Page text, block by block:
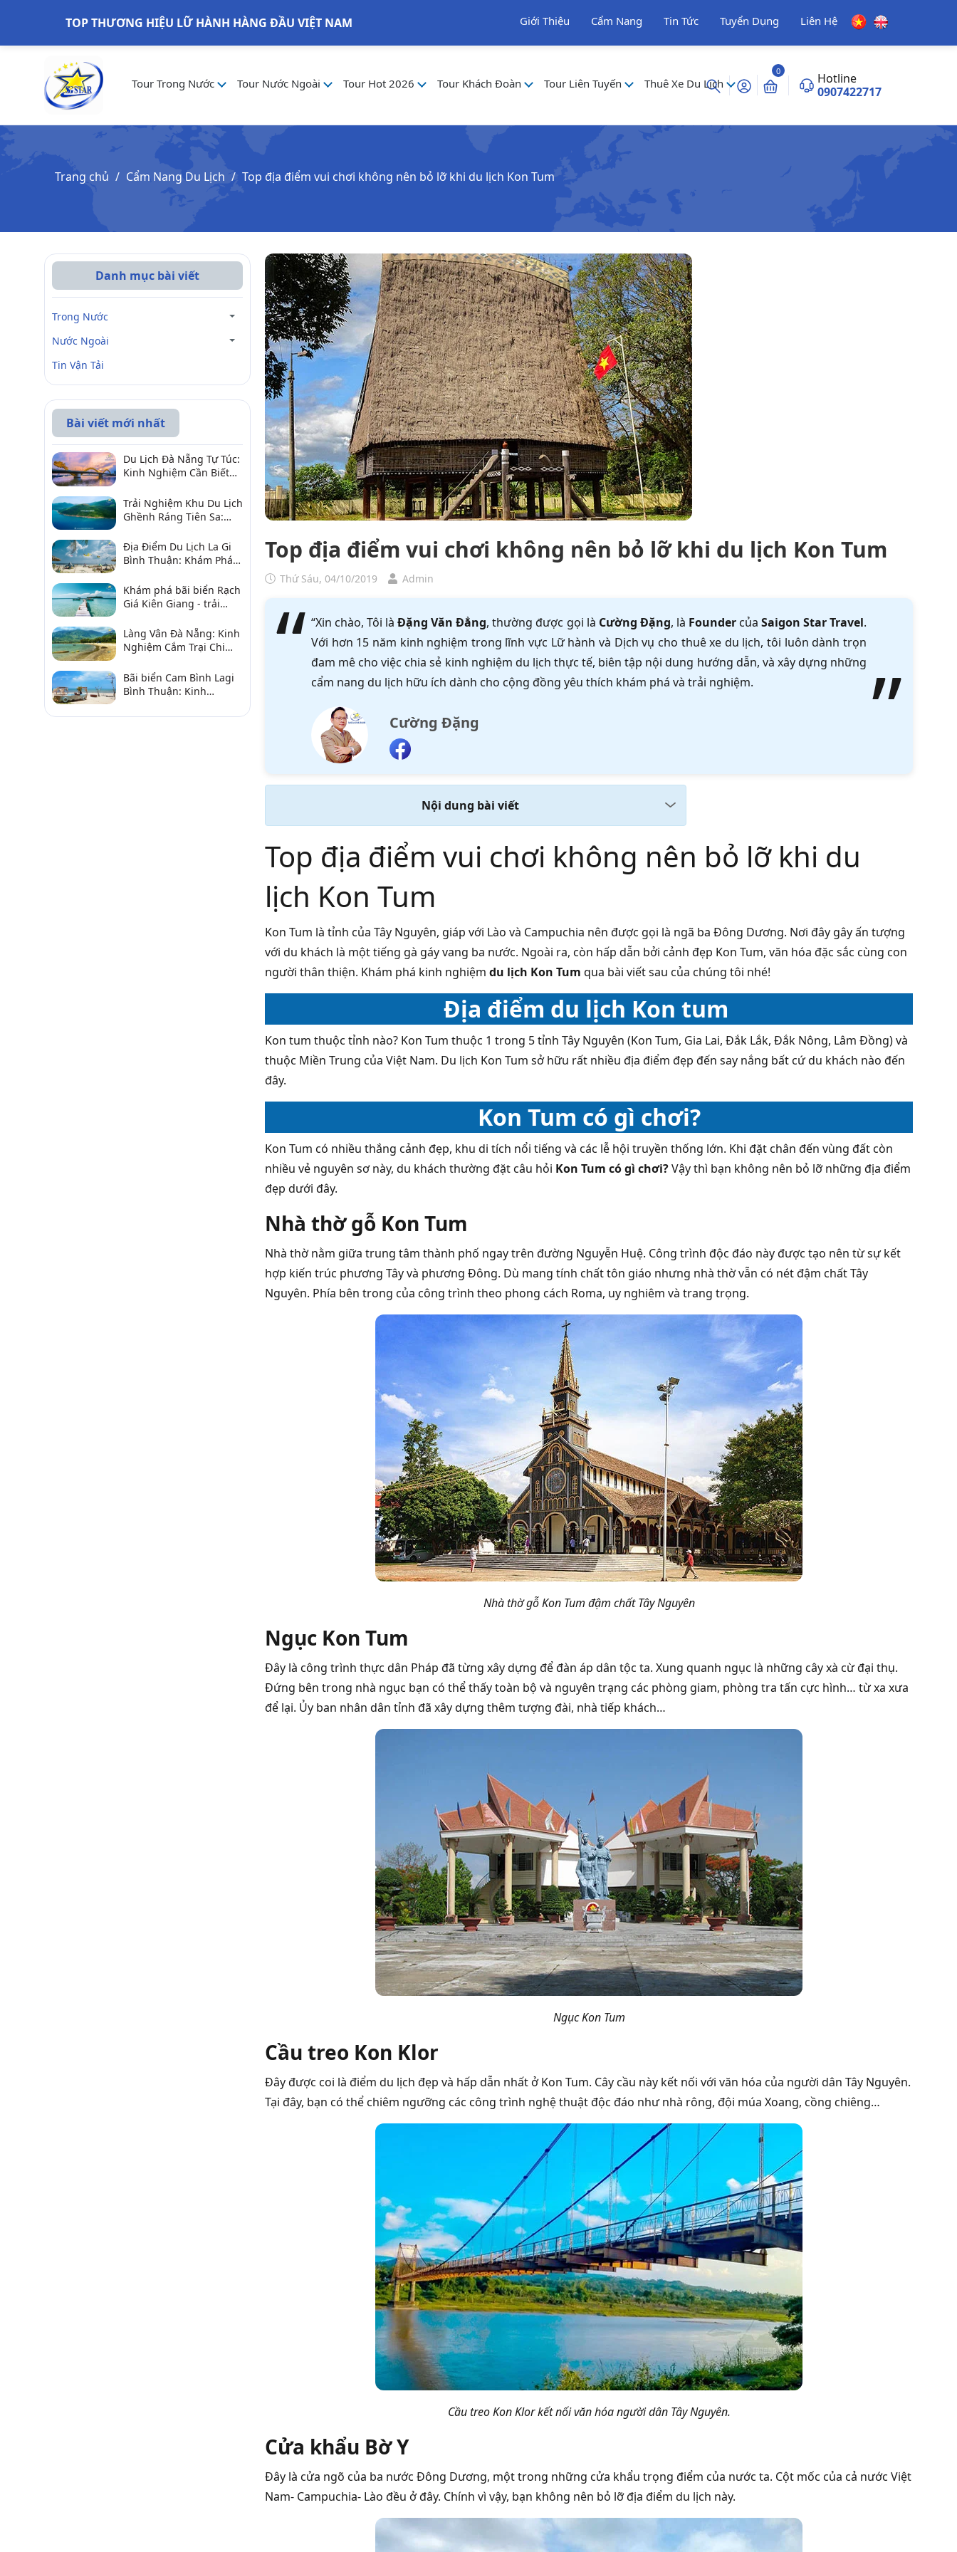
TOP THƯƠNG HIỆU LỮ HÀNH HÀNG ĐẦU VIỆT NAM Giới Thiệu Cẩm Nang Tin Tức Tuyển Dụng Liên Hệ
Tour Trong Nước Tour Nước Ngoài Tour Hot 2026 Tour Khách Đoàn Tour Liên Tuyến Thuê Xe Du Lịch
0
Hotline
0907422717
Trang chủ Cẩm Nang Du Lịch Top địa điểm vui chơi không nên bỏ lỡ khi du lịch Kon Tum
Top địa điểm vui chơi không nên bỏ lỡ khi du lịch Kon Tum
Thứ Sáu, 04/10/2019 Admin
“Xin chào, Tôi làĐặng Văn Đẳng, thường được gọi là Cường Đặng, là Foundercủa Saigon Star Travel.
Với hơn 15 năm kinh nghiệm trong lĩnh vực Lữ hành và Dịch vụ cho thuê xe du lịch, tôi luôn dành trọn
đam mê cho việc chia sẻ kinh nghiệm du lịch thực tế, biên tập nội dung hướng dẫn, và xây dựng những
cẩm nang du lịch hữu ích dành cho cộng đồng yêu thích khám phá và trải nghiệm.
Cường Đặng
Nội dung bài viết
Top địa điểm vui chơi không nên bỏ lỡ khi du
lịch Kon Tum
Kon Tum là tỉnh của Tây Nguyên, giáp với Lào và Campuchia nên được gọi là ngã ba Đông Dương. Nơi đây gây ấn tượng
với du khách là một tiếng gà gáy vang ba nước. Ngoài ra, còn hấp dẫn bởi cảnh đẹp Kon Tum, văn hóa đặc sắc cùng con
người thân thiện. Khám phá kinh nghiệm du lịch Kon Tum qua bài viết sau của chúng tôi nhé!
Địa điểm du lịch Kon tum
Kon tum thuộc tỉnh nào? Kon Tum thuộc 1 trong 5 tỉnh Tây Nguyên (Kon Tum, Gia Lai, Đắk Lắk, Đắk Nông, Lâm Đồng) và
thuộc Miền Trung của Việt Nam. Du lịch Kon Tum sở hữu rất nhiều địa điểm đẹp đến say nắng bất cứ du khách nào đến
đây.
Kon Tum có gì chơi?
Kon Tum có nhiều thắng cảnh đẹp, khu di tích nổi tiếng và các lễ hội truyền thống lớn. Khi đặt chân đến vùng đất còn
nhiều vẻ nguyên sơ này, du khách thường đặt câu hỏi Kon Tum có gì chơi?Vậy thì bạn không nên bỏ lỡ những địa điểm
đẹp dưới đây.
Nhà thờ gỗ Kon Tum
Nhà thờ nằm giữa trung tâm thành phố ngay trên đường Nguyễn Huệ. Công trình độc đáo này được tạo nên từ sự kết
hợp kiến trúc phương Tây và phương Đông. Dù mang tính chất tôn giáo nhưng nhà thờ vẫn có nét đậm chất Tây
Nguyên. Phía bên trong của công trình theo phong cách Roma, uy nghiêm và trang trọng.
Nhà thờ gỗ Kon Tum đậm chất Tây Nguyên
Ngục Kon Tum
Đây là công trình thực dân Pháp đã từng xây dựng để đàn áp dân tộc ta. Xung quanh ngục là những cây xà cừ đại thụ.
Đứng bên trong nhà ngục bạn có thể thấy toàn bộ và nguyên trạng các phòng giam, phòng tra tấn cực hình… từ xa xưa
để lại. Ủy ban nhân dân tỉnh đã xây dựng thêm tượng đài, nhà tiếp khách…
Ngục Kon Tum
Cầu treo Kon Klor
Đây được coi là điểm du lịch đẹp và hấp dẫn nhất ở Kon Tum. Cây cầu này kết nối với văn hóa của người dân Tây Nguyên.
Tại đây, bạn có thể chiêm ngưỡng các công trình nghệ thuật độc đáo như nhà rông, đội múa Xoang, cồng chiêng…
Cầu treo Kon Klor kết nối văn hóa người dân Tây Nguyên.
Cửa khẩu Bờ Y
Đây là cửa ngõ của ba nước Đông Dương, một trong những cửa khẩu trọng điểm của nước ta. Cột mốc của cả nước Việt
Nam- Campuchia- Lào đều ở đây. Chính vì vậy, bạn không nên bỏ lỡ địa điểm du lịch này.
Danh mục bài viết
Trong Nước
Nước Ngoài
Tin Vận Tải
Bài viết mới nhất
Du Lịch Đà Nẵng Tự Túc:
Kinh Nghiệm Cần Biết
Vời
Trải Nghiệm Khu Du Lịch
Ghềnh Ráng Tiên Sa:
Qua
Địa Điểm Du Lịch La Gi
Bình Thuận: Khám Phá 6
2026
Khám phá bãi biển Rạch
Giá Kiên Giang - trải
Làng Vân Đà Nẵng: Kinh
Nghiệm Cắm Trại Chi
Bãi biển Cam Bình Lagi
Bình Thuận: Kinh
sản, điểm gần